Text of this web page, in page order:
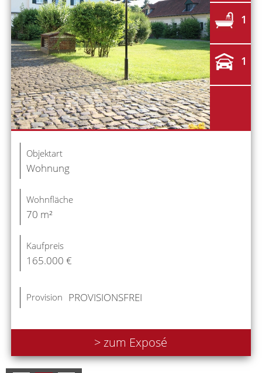
1
1
Objektart
Wohnung
Wohnfläche
70 m²
Kaufpreis
165.000 €
Provision PROVISIONSFREI
> zum Exposé